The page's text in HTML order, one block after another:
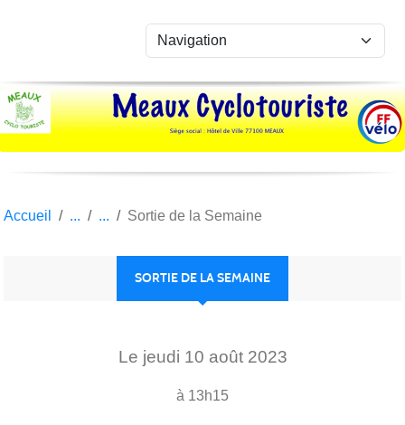
Accueil Sortie de la Semaine
SORTIE DE LA SEMAINE
Le jeudi 10 août 2023
à 13h15